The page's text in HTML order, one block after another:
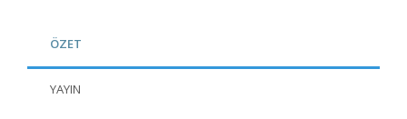
ÖZET
YAYIN